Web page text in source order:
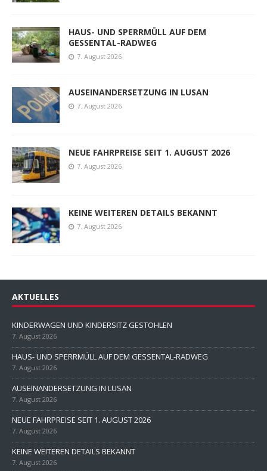
HAUS- UND SPERRMÜLL AUF DEM
GESSENTAL-RADWEG
7. August 2026
AUSEINANDERSETZUNG IN LUSAN
7. August 2026
NEUE FAHRPREISE SEIT 1. AUGUST 2026
7. August 2026
KEINE WEITEREN DETAILS BEKANNT
7. August 2026
AKTUELLES
KINDERWAGEN UND KINDERSITZ GESTOHLEN
7. August 2026
HAUS- UND SPERRMÜLL AUF DEM GESSENTAL-RADWEG
7. August 2026
AUSEINANDERSETZUNG IN LUSAN
7. August 2026
NEUE FAHRPREISE SEIT 1. AUGUST 2026
7. August 2026
KEINE WEITEREN DETAILS BEKANNT
7. August 2026